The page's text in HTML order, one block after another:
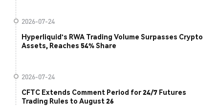
2026-07-24
Hyperliquid's RWA Trading Volume Surpasses Crypto
Assets, Reaches 54% Share
2026-07-24
CFTC Extends Comment Period for 24/7 Futures
Trading Rules to August 26